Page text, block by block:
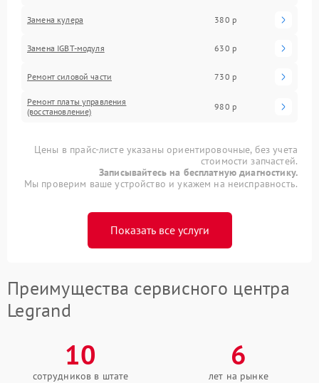
Замена кулера 380 р
Замена IGBT-модуля 630 р
Ремонт силовой части 730 р
Ремонт платы управления
(восстановление)
980 р
Цены в прайс-листе указаны ориентировочные, без учета
стоимости запчастей.
Записывайтесь на бесплатную диагностику.
Мы проверим ваше устройство и укажем на неисправность.
Показать все услуги
Преимущества сервисного центра
Legrand
10
сотрудников в штате
6
лет на рынке